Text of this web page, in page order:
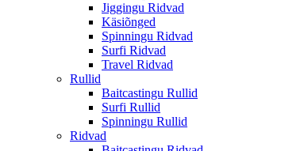
Jiggingu Ridvad
Käsiõnged
Spinningu Ridvad
Surfi Ridvad
Travel Ridvad
Rullid
Baitcastingu Rullid
Surfi Rullid
Spinningu Rullid
Ridvad